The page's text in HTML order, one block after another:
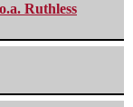
Ruthless